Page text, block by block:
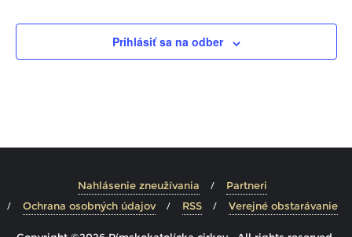
Prihlásiť sa na odber
Nahlásenie zneužívania
Partneri
Ochrana osobných údajov
RSS Verejné obstarávanie